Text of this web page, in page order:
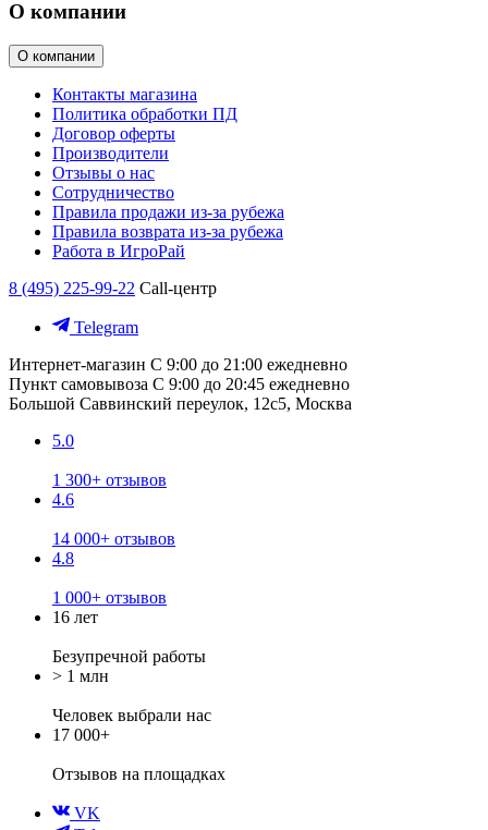
О компании
О компании
Контакты магазина
Политика обработки ПД
Договор оферты
Производители
Отзывы о нас
Сотрудничество
Правила продажи из-за рубежа
Правила возврата из-за рубежа
Работа в ИгроРай
8 (495) 225-99-22 Call-центр
Telegram
Интернет-магазин С 9:00 до 21:00 ежедневно
Пункт самовывоза С 9:00 до 20:45 ежедневно
Большой Саввинский переулок, 12с5, Москва
5.0
1 300+ отзывов
4.6
14 000+ отзывов
4.8
1 000+ отзывов
16 лет
Безупречной работы
> 1 млн
Человек выбрали нас
17 000+
Отзывов на площадках
VK